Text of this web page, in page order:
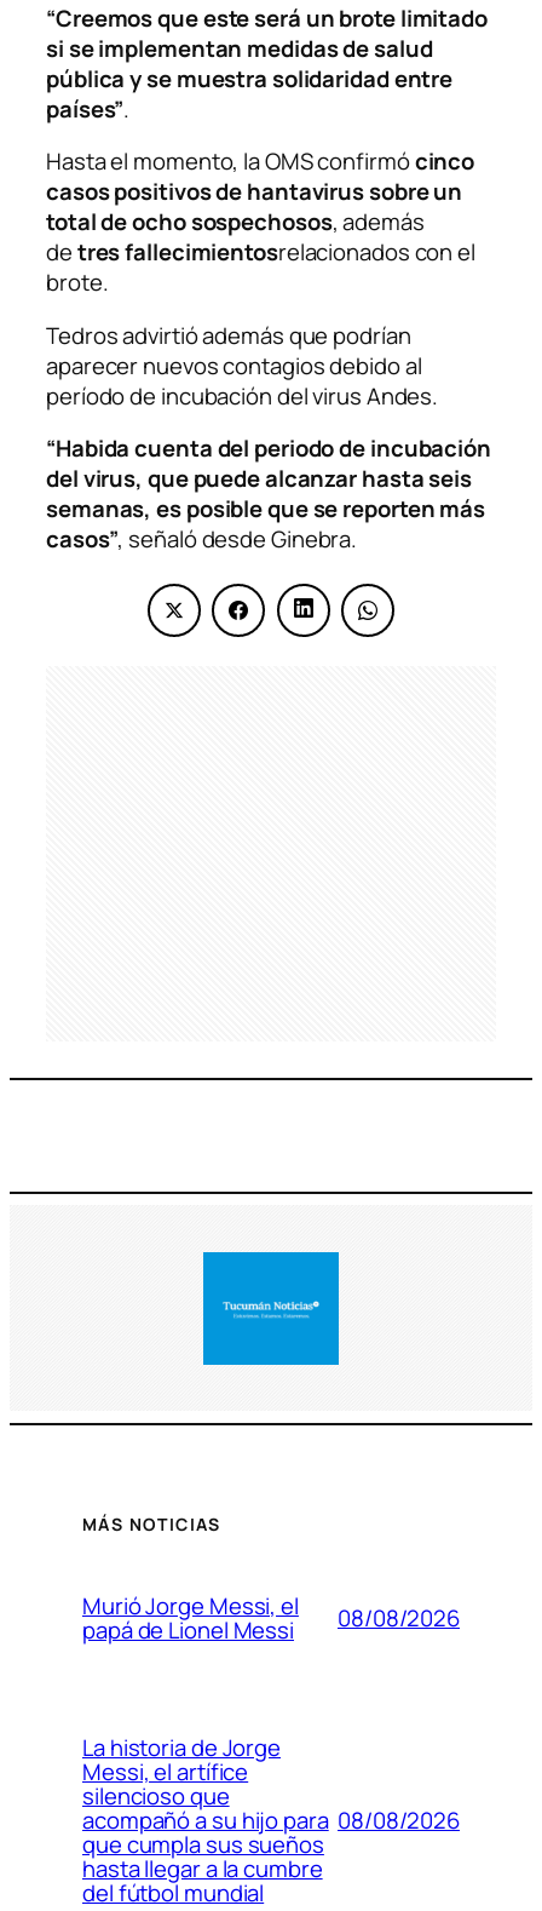
“Creemos que este será un brote limitado
si se implementan medidas de salud
pública y se muestra solidaridad entre
países”.
Hasta el momento, la OMS confirmócinco
casos positivos de hantavirus sobre un
total de ocho sospechosos, además
detres fallecimientosrelacionados con el
brote.
Tedros advirtió además que podrían
aparecer nuevos contagios debido al
período de incubación del virus Andes.
“Habida cuenta del periodo de incubación
del virus, que puede alcanzar hasta seis
semanas, es posible que se reporten más
casos”, señaló desde Ginebra.
MÁS NOTICIAS
Murió Jorge Messi, el
papá de Lionel Messi 08/08/2026
La historia de Jorge
Messi, el artífice
silencioso que
acompañó a su hijo para
que cumpla sus sueños
hasta llegar a la cumbre
del fútbol mundial
08/08/2026